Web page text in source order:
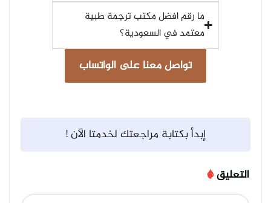
ما رقم افضل مكتب ترجمة طبية
معتمد في السعودية؟
تواصل معنا على الواتساب
إبدأ بكتابة مراجعتك لخدمتا الآن !
التعليق*